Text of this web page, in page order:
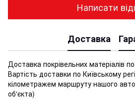
Написати
Доставка
Доставка покрівельних матеріалів
Вартість доставки по Київському
кілометражем маршруту нашого
об'єкта)